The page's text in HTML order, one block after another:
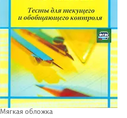
Мягкая обложка